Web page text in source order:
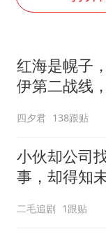
红海是幌子
伊第二战线
四夕君 138跟贴
小伙却公司
事，却得知
二毛追剧 1跟贴